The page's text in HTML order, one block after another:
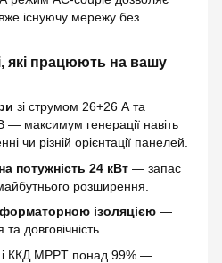
вже існуючу мережу без
які працюють на вашу
зі струмом 26+26 А та
максимум генерації навіть
чи різній орієнтації панелей.
потужність 24 кВт — запас
майбутнього розширення.
ізоляцією —
довговічність.
і ККД MPPT понад 99% —